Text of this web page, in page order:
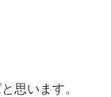
思います。